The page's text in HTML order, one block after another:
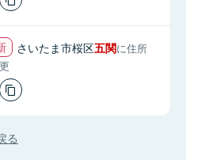
さいたま市桜区五関に住所
る